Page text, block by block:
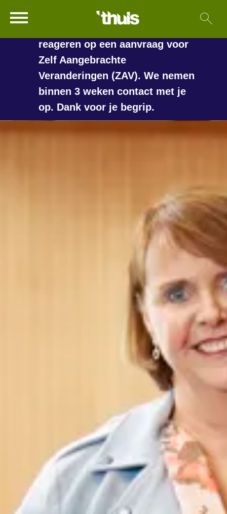
Naar hoofdinhoud
Naar hoofdnavigatiemenu
Naar zoeken
Naar de homepage
Ga naar Hoofd
langer duren voordat we
reageren op een aanvraag voor
Zelf Aangebrachte
Veranderingen (ZAV). We nemen
binnen 3 weken contact met je
op. Dank voor je begrip.